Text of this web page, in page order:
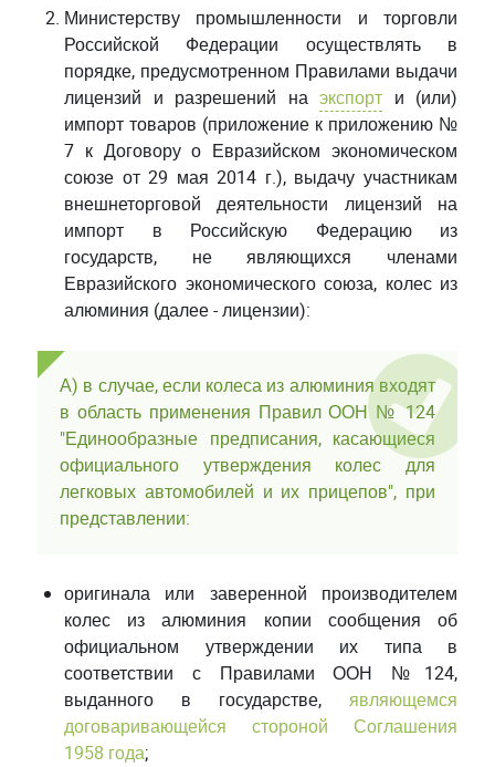
Министерству промышленности и торговли
Российской Федерации осуществлять в
порядке, предусмотренном Правилами выдачи
лицензий и разрешений на экспорт и (или)
импорт товаров (приложение к приложению №
7 к Договору о Евразийском экономическом
союзе от 29 мая 2014 г.), выдачу участникам
внешнеторговой деятельности лицензий на
импорт в Российскую Федерацию из
государств, не являющихся членами
Евразийского экономического союза, колес из
алюминия (далее - лицензии):
А) в случае, если колеса из алюминия входят
в область применения Правил ООН № 124
"Единообразные предписания, касающиеся
официального утверждения колес для
легковых автомобилей и их прицепов", при
представлении:
оригинала или заверенной производителем
колес из алюминия копии сообщения об
официальном утверждении их типа в
соответствии с Правилами ООН №124,
выданного в государстве, являющемся
договаривающейся стороной Соглашения
1958 года;